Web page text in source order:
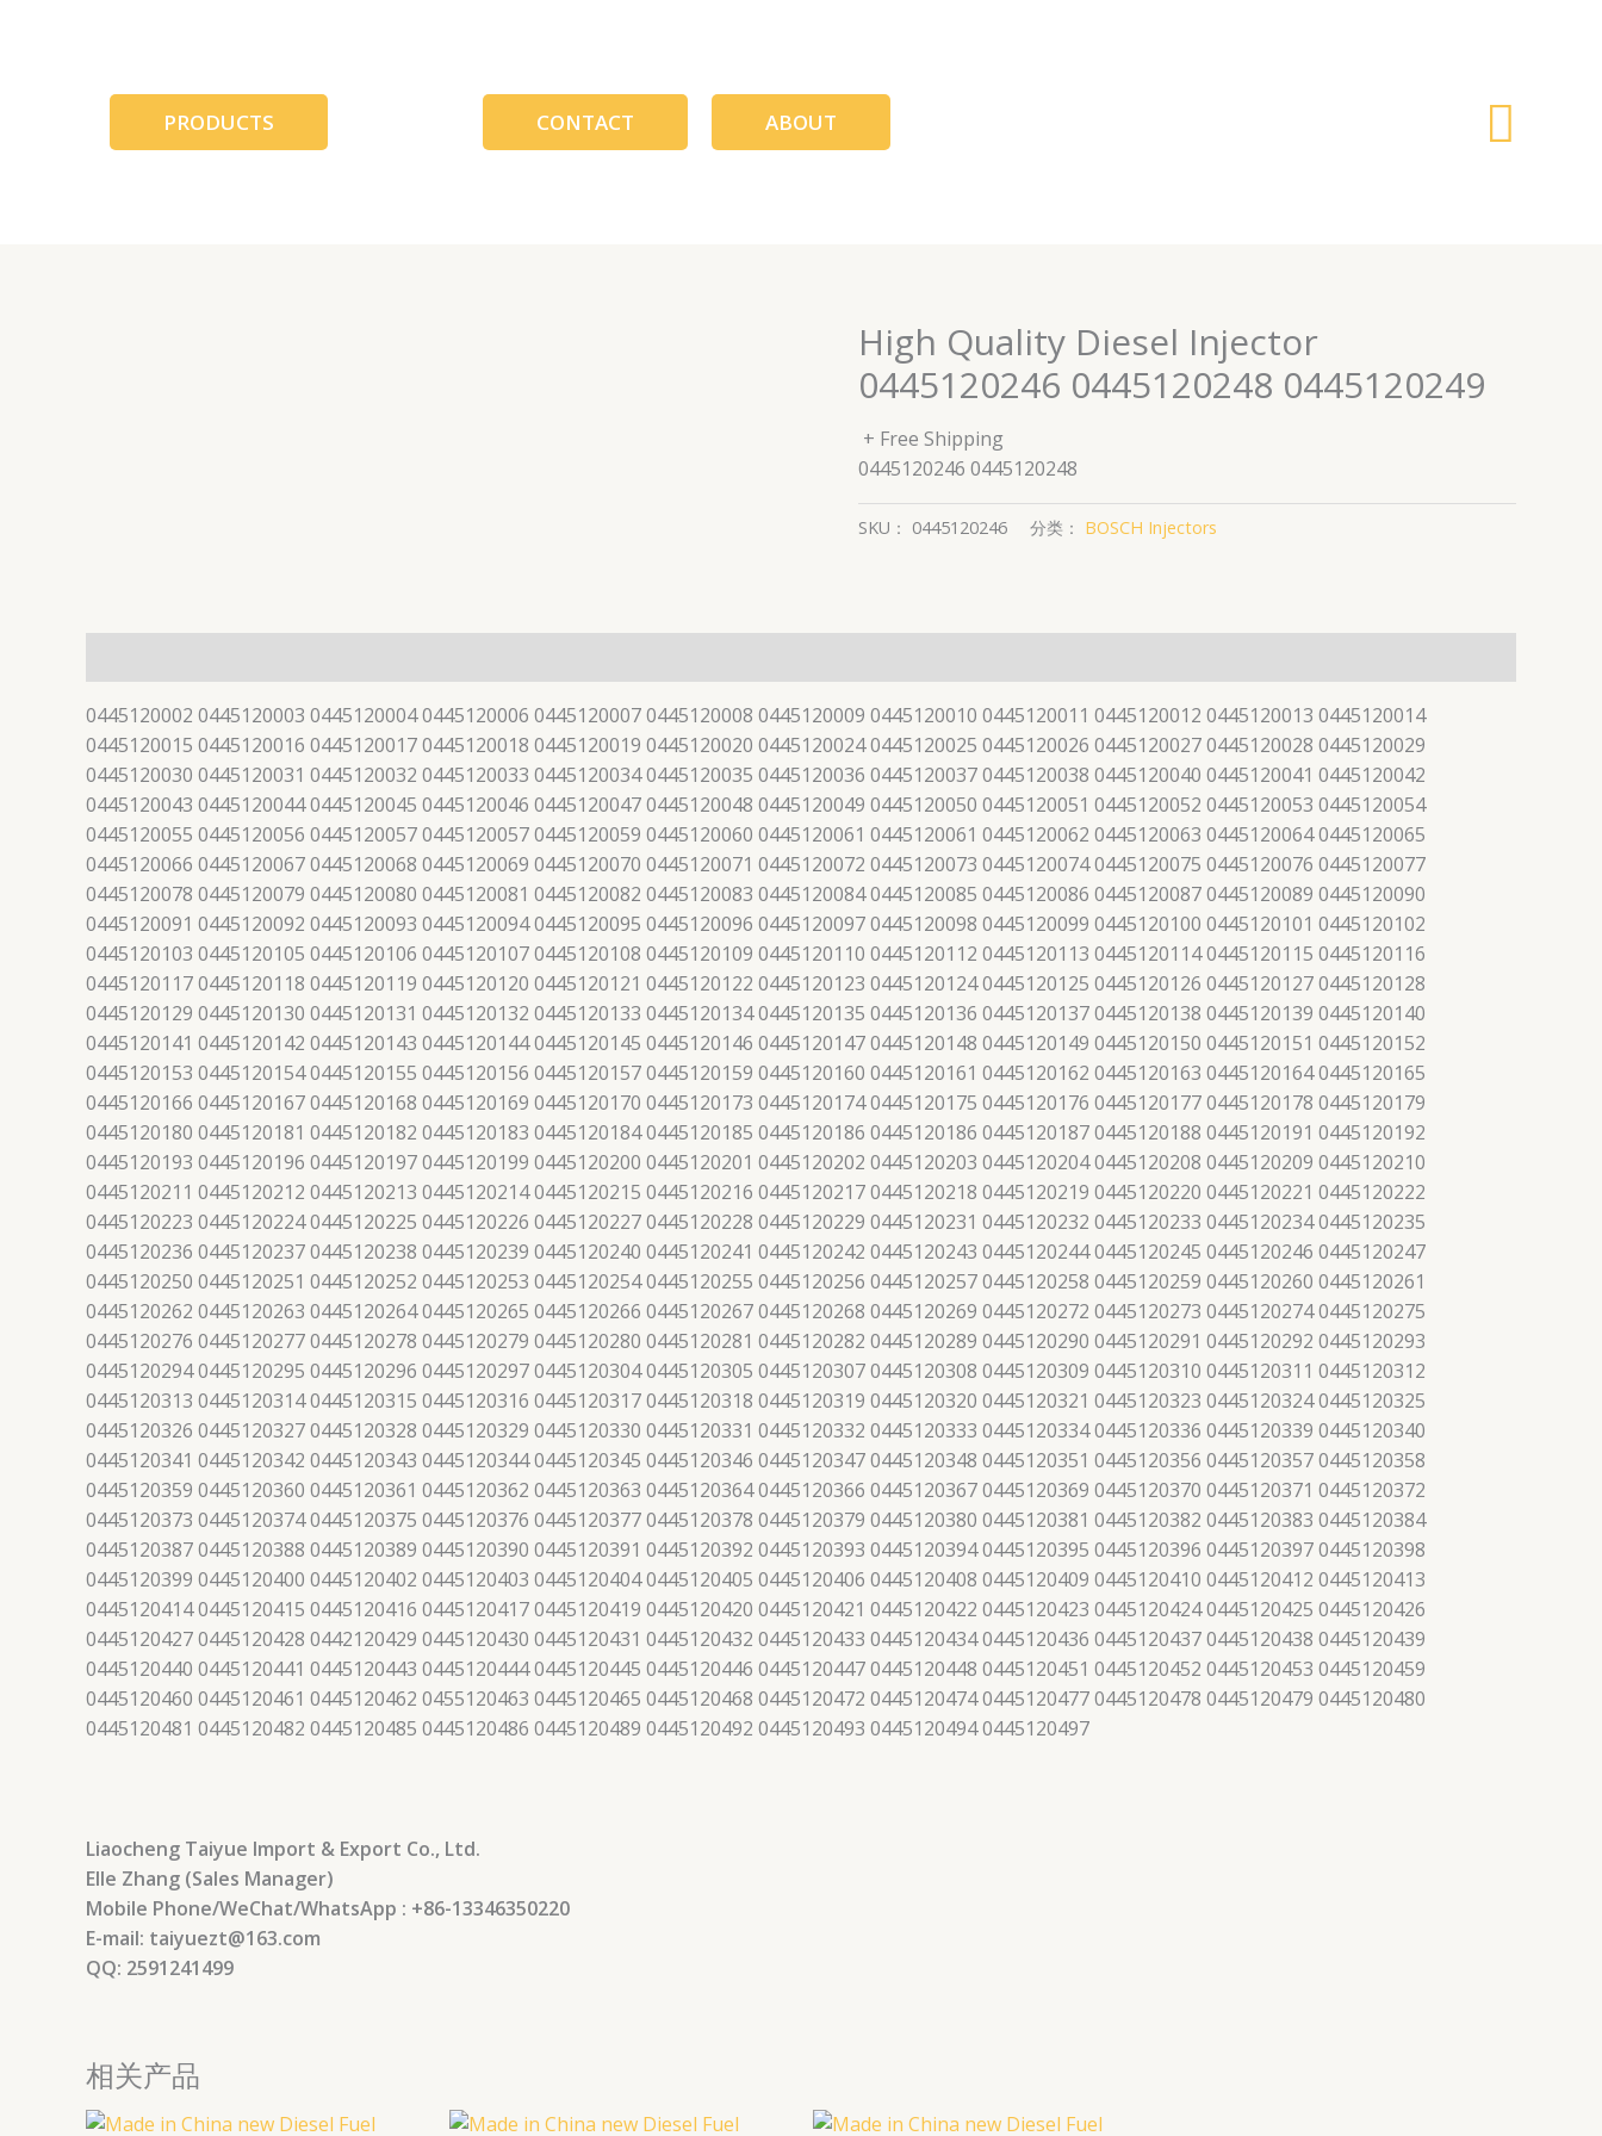
PRODUCTS CONTACT ABOUT
搜
High Quality Diesel Injector
0445120246 0445120248 0445120249
+ Free Shipping
0445120246 0445120248
SKU： 0445120246 分类： BOSCH Injectors
0445120002 0445120003 0445120004 0445120006 0445120007 0445120008 0445120009 0445120010 0445120011 0445120012 0445120013 0445120014
0445120015 0445120016 0445120017 0445120018 0445120019 0445120020 0445120024 0445120025 0445120026 0445120027 0445120028 0445120029
0445120030 0445120031 0445120032 0445120033 0445120034 0445120035 0445120036 0445120037 0445120038 0445120040 0445120041 0445120042
0445120043 0445120044 0445120045 0445120046 0445120047 0445120048 0445120049 0445120050 0445120051 0445120052 0445120053 0445120054
0445120055 0445120056 0445120057 0445120057 0445120059 0445120060 0445120061 0445120061 0445120062 0445120063 0445120064 0445120065
0445120066 0445120067 0445120068 0445120069 0445120070 0445120071 0445120072 0445120073 0445120074 0445120075 0445120076 0445120077
0445120078 0445120079 0445120080 0445120081 0445120082 0445120083 0445120084 0445120085 0445120086 0445120087 0445120089 0445120090
0445120091 0445120092 0445120093 0445120094 0445120095 0445120096 0445120097 0445120098 0445120099 0445120100 0445120101 0445120102
0445120103 0445120105 0445120106 0445120107 0445120108 0445120109 0445120110 0445120112 0445120113 0445120114 0445120115 0445120116
0445120117 0445120118 0445120119 0445120120 0445120121 0445120122 0445120123 0445120124 0445120125 0445120126 0445120127 0445120128
0445120129 0445120130 0445120131 0445120132 0445120133 0445120134 0445120135 0445120136 0445120137 0445120138 0445120139 0445120140
0445120141 0445120142 0445120143 0445120144 0445120145 0445120146 0445120147 0445120148 0445120149 0445120150 0445120151 0445120152
0445120153 0445120154 0445120155 0445120156 0445120157 0445120159 0445120160 0445120161 0445120162 0445120163 0445120164 0445120165
0445120166 0445120167 0445120168 0445120169 0445120170 0445120173 0445120174 0445120175 0445120176 0445120177 0445120178 0445120179
0445120180 0445120181 0445120182 0445120183 0445120184 0445120185 0445120186 0445120186 0445120187 0445120188 0445120191 0445120192
0445120193 0445120196 0445120197 0445120199 0445120200 0445120201 0445120202 0445120203 0445120204 0445120208 0445120209 0445120210
0445120211 0445120212 0445120213 0445120214 0445120215 0445120216 0445120217 0445120218 0445120219 0445120220 0445120221 0445120222
0445120223 0445120224 0445120225 0445120226 0445120227 0445120228 0445120229 0445120231 0445120232 0445120233 0445120234 0445120235
0445120236 0445120237 0445120238 0445120239 0445120240 0445120241 0445120242 0445120243 0445120244 0445120245 0445120246 0445120247
0445120250 0445120251 0445120252 0445120253 0445120254 0445120255 0445120256 0445120257 0445120258 0445120259 0445120260 0445120261
0445120262 0445120263 0445120264 0445120265 0445120266 0445120267 0445120268 0445120269 0445120272 0445120273 0445120274 0445120275
0445120276 0445120277 0445120278 0445120279 0445120280 0445120281 0445120282 0445120289 0445120290 0445120291 0445120292 0445120293
0445120294 0445120295 0445120296 0445120297 0445120304 0445120305 0445120307 0445120308 0445120309 0445120310 0445120311 0445120312
0445120313 0445120314 0445120315 0445120316 0445120317 0445120318 0445120319 0445120320 0445120321 0445120323 0445120324 0445120325
0445120326 0445120327 0445120328 0445120329 0445120330 0445120331 0445120332 0445120333 0445120334 0445120336 0445120339 0445120340
0445120341 0445120342 0445120343 0445120344 0445120345 0445120346 0445120347 0445120348 0445120351 0445120356 0445120357 0445120358
0445120359 0445120360 0445120361 0445120362 0445120363 0445120364 0445120366 0445120367 0445120369 0445120370 0445120371 0445120372
0445120373 0445120374 0445120375 0445120376 0445120377 0445120378 0445120379 0445120380 0445120381 0445120382 0445120383 0445120384
0445120387 0445120388 0445120389 0445120390 0445120391 0445120392 0445120393 0445120394 0445120395 0445120396 0445120397 0445120398
0445120399 0445120400 0445120402 0445120403 0445120404 0445120405 0445120406 0445120408 0445120409 0445120410 0445120412 0445120413
0445120414 0445120415 0445120416 0445120417 0445120419 0445120420 0445120421 0445120422 0445120423 0445120424 0445120425 0445120426
0445120427 0445120428 0442120429 0445120430 0445120431 0445120432 0445120433 0445120434 0445120436 0445120437 0445120438 0445120439
0445120440 0445120441 0445120443 0445120444 0445120445 0445120446 0445120447 0445120448 0445120451 0445120452 0445120453 0445120459
0445120460 0445120461 0445120462 0455120463 0445120465 0445120468 0445120472 0445120474 0445120477 0445120478 0445120479 0445120480
0445120481 0445120482 0445120485 0445120486 0445120489 0445120492 0445120493 0445120494 0445120497
Liaocheng Taiyue Import & Export Co., Ltd.
Elle Zhang (Sales Manager)
Mobile Phone/WeChat/WhatsApp : +86-13346350220
E-mail: taiyuezt@163.com
QQ: 2591241499
相关产品